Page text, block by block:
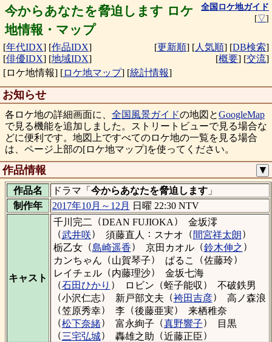
今からあなたを脅迫します ロケ
地情報・マップ
全国ロケ地ガイド
[▽]
[年代IDX] [作品IDX]
[俳優IDX] [地域IDX]
[更新順] [人気順] [DB検索]
[概要] [交流]
[ロケ地情報] [ロケ地マップ] [統計情報]
お知らせ
各ロケ地の詳細画面に、 全国風景ガイドの地図とGoogleMap
で見る機能を追加しました。ストリートビューで見る場合な
どに便利です。地図上ですべてのロケ地の一覧を見る場合
は、ページ上部の[ロケ地マップ]を使ってください。
作品情報 ▼
作品名 ドラマ「 今からあなたを脅迫します」
制作年
2017年10月～12月 日曜 22:30 NTV
キャスト
千川完二 （DEAN FUJIOKA ）
金坂澪
（武井咲） 須藤直人 ： スナオ （ 間宮祥太朗）
栃乙女（島崎遥香） 京田カオル（鈴木伸之 ）
カンちゃん （山賀琴子） ぱるこ （佐藤玲）
レイチェル（内藤理沙）
金坂七海
（石田ひかり ） ロビン （蛭子能収 ）
不破鉄男
（小沢仁志） 新戸部文夫 （袴田吉彦）
高ノ森浪
（笠原秀幸） 李 （後藤亜実）
来栖稚奈
（松下奈緒） 富永絢子 （真野響子）
目黒
（三宅弘城） 轟雄之助 （近藤正臣）